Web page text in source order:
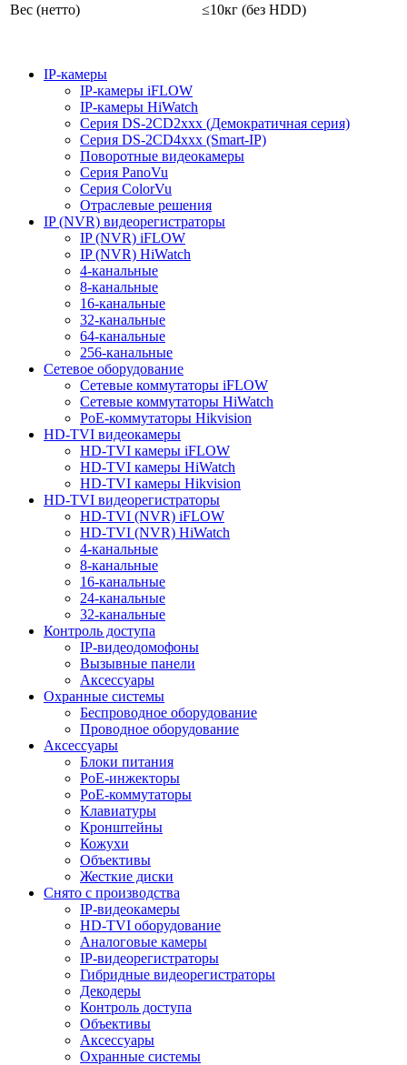
Вес (нетто)
≤10кг (без HDD)
IP-камеры
IP-камеры iFLOW
IP-камеры HiWatch
Серия DS-2CD2xxx (Демократичная серия)
Серия DS-2CD4xxx (Smart-IP)
Поворотные видеокамеры
Серия PanoVu
Серия ColorVu
Отраслевые решения
IP (NVR) видеорегистраторы
IP (NVR) iFLOW
IP (NVR) HiWatch
4-канальные
8-канальные
16-канальные
32-канальные
64-канальные
256-канальные
Сетевое оборудование
Сетевые коммутаторы iFLOW
Сетевые коммутаторы HiWatch
PoE-коммутаторы Hikvision
HD-TVI видеокамеры
HD-TVI камеры iFLOW
HD-TVI камеры HiWatch
HD-TVI камеры Hikvision
HD-TVI видеорегистраторы
HD-TVI (NVR) iFLOW
HD-TVI (NVR) HiWatch
4-канальные
8-канальные
16-канальные
24-канальные
32-канальные
Контроль доступа
IP-видеодомофоны
Вызывные панели
Аксессуары
Охранные системы
Беспроводное оборудование
Проводное оборудование
Аксессуары
Блоки питания
PoE-инжекторы
PoE-коммутаторы
Клавиатуры
Кронштейны
Кожухи
Объективы
Жесткие диски
Снято с производства
IP-видеокамеры
HD-TVI оборудование
Аналоговые камеры
IP-видеорегистраторы
Гибридные видеорегистраторы
Декодеры
Контроль доступа
Объективы
Аксессуары
Охранные системы